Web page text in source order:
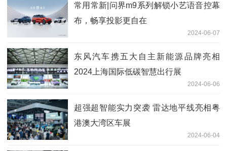
常用常新|问界m9系列解锁小艺语音控幕
布，畅享投影更自在
2024-06-07
东风汽车携五大自主新能源品牌亮相
2024上海国际低碳智慧出行展
2024-06-06
超强超智能实力突袭 雷达地平线亮相粤
港澳大湾区车展
2024-06-04